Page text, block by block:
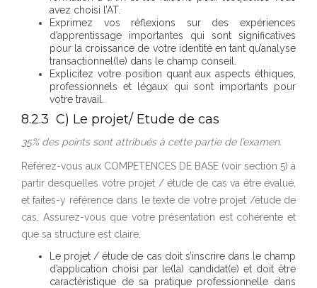
avez choisi l’AT.
Exprimez vos réflexions sur des expériences
d’apprentissage importantes qui sont significatives
pour la croissance de votre identité en tant qu’analyse
transactionnel(le) dans le champ conseil.
Explicitez votre position quant aux aspects éthiques,
professionnels et légaux qui sont importants pour
votre travail.
8.2.3 C) Le projet/ Etude de cas
35% des points sont attribués à cette partie de l’examen.
Référez-vous aux COMPETENCES DE BASE (voir section 5) à
partir desquelles votre projet / étude de cas va être évalué,
et faites-y référence dans le texte de votre projet /étude de
cas. Assurez-vous que votre présentation est cohérente et
que sa structure est claire.
Le projet / étude de cas doit s’inscrire dans le champ
d’application choisi par le(la) candidat(e) et doit être
caractéristique de sa pratique professionnelle dans